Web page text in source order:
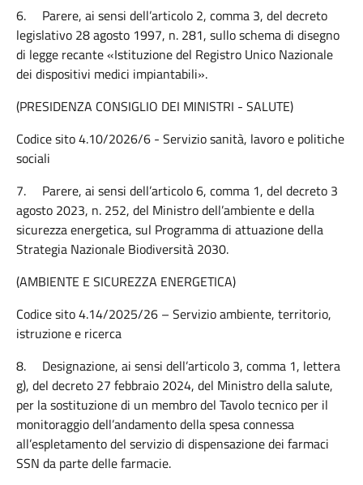
6. Parere, ai sensi dell’articolo 2, comma 3, del decreto
legislativo 28 agosto 1997, n. 281, sullo schema di disegno
di legge recante «Istituzione del Registro Unico Nazionale
dei dispositivi medici impiantabili».
(PRESIDENZA CONSIGLIO DEI MINISTRI - SALUTE)
Codice sito 4.10/2026/6 - Servizio sanità, lavoro e politiche
sociali
7. Parere, ai sensi dell’articolo 6, comma 1, del decreto 3
agosto 2023, n. 252, del Ministro dell’ambiente e della
sicurezza energetica, sul Programma di attuazione della
Strategia Nazionale Biodiversità 2030.
(AMBIENTE E SICUREZZA ENERGETICA)
Codice sito 4.14/2025/26 – Servizio ambiente, territorio,
istruzione e ricerca
8. Designazione, ai sensi dell’articolo 3, comma 1, lettera
g), del decreto 27 febbraio 2024, del Ministro della salute,
per la sostituzione di un membro del Tavolo tecnico per il
monitoraggio dell’andamento della spesa connessa
all’espletamento del servizio di dispensazione dei farmaci
SSN da parte delle farmacie.